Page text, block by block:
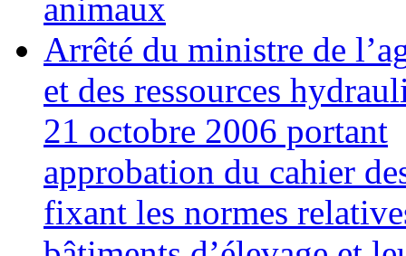
animaux
Arrêté du ministre de
et des ressources
21 octobre 2006 portant
approbation du cahier
fixant les normes